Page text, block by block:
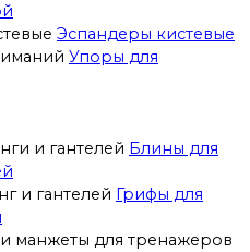
Эспандеры кистевые
Упоры для
Блины для
Грифы для